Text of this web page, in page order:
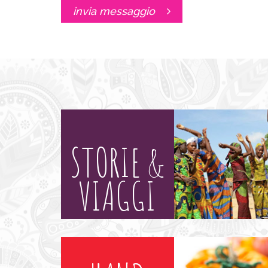
invia messaggio
STORIE &
VIAGGI